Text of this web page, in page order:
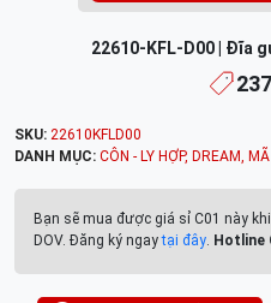
22610-KFL-D00 | Đĩa
SKU: 22610KFLD00
DANH MỤC: CÔN - LY HỢP, DREAM,
Bạn sẽ mua được giá sỉ C01 này
DOV. Đăng ký ngaytại đây. Hotline